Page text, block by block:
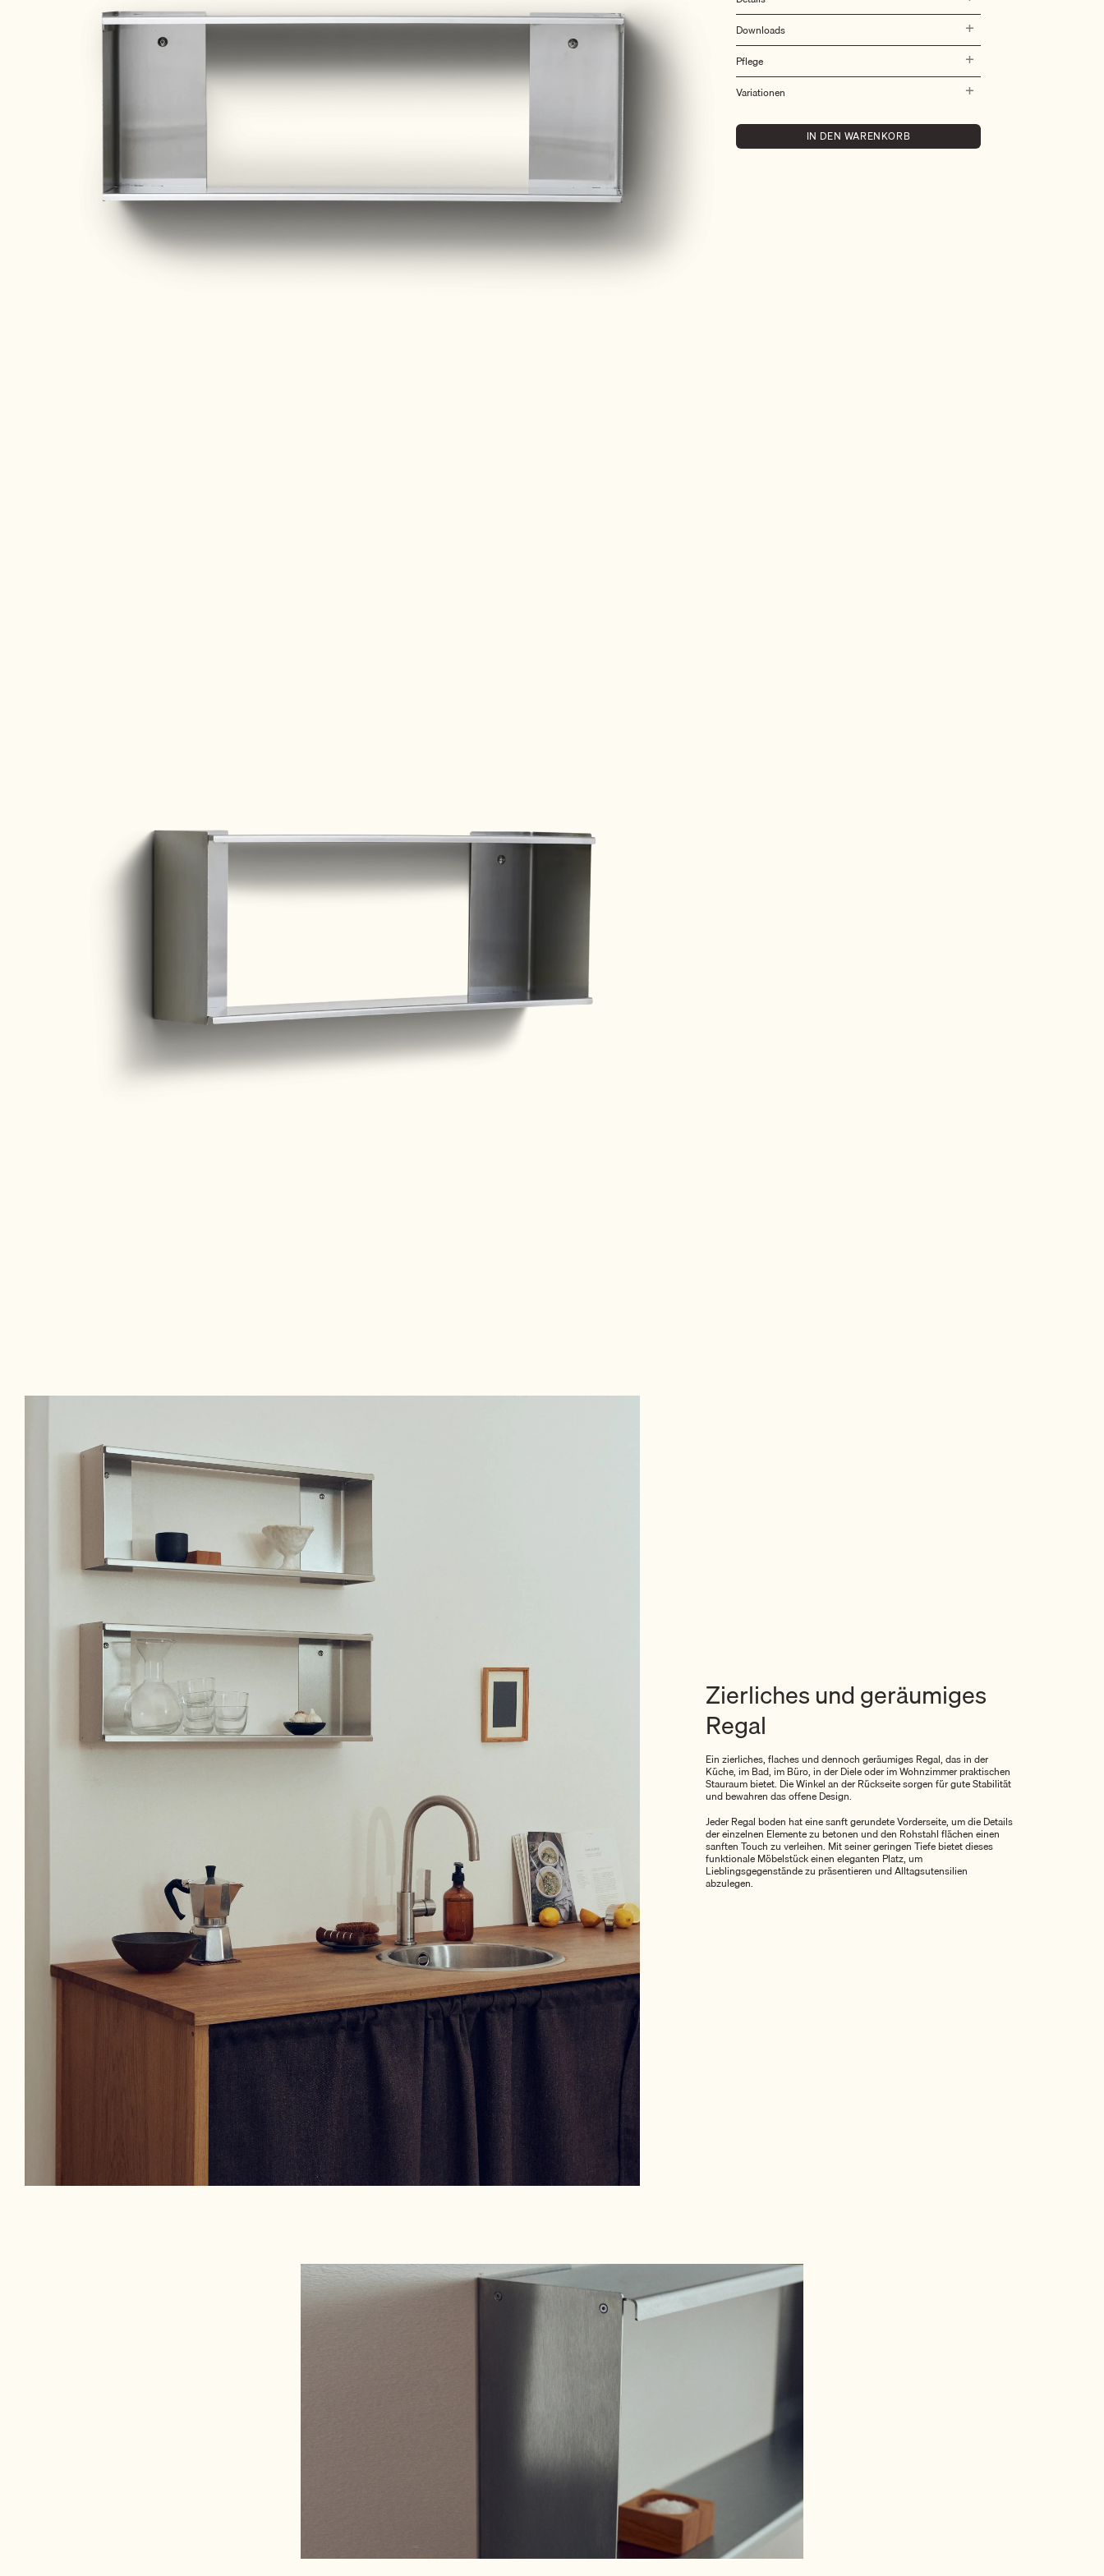
Downloads
Pflege
Variationen
IN DEN WARENKORB
Zierliches und geräumiges
Regal
Ein zierliches, flaches und dennoch geräumiges Regal, das in der
Küche, im Bad, im Büro, in der Diele oder im Wohnzimmer praktischen
Stauraum bietet. Die Winkel an der Rückseite sorgen für gute Stabilität
und bewahren das offene Design.
Jeder Regal boden hat eine sanft gerundete Vorderseite, um die Details
der einzelnen Elemente zu betonen und den Rohstahl flächen einen
sanften Touch zu verleihen. Mit seiner geringen Tiefe bietet dieses
funktionale Möbelstück einen eleganten Platz, um
Lieblingsgegenstände zu präsentieren und Alltagsutensilien
abzulegen.